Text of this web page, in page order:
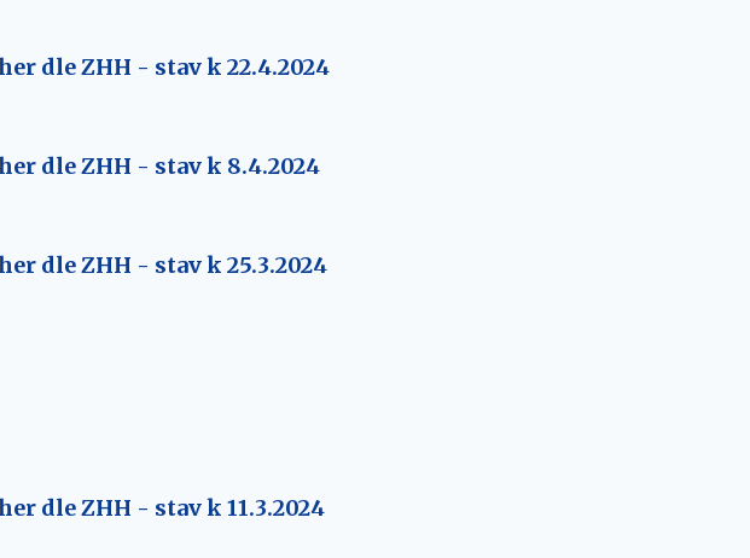
dle ZHH - stav k 22.4.2024
dle ZHH - stav k 8.4.2024
dle ZHH - stav k 25.3.2024
dle ZHH - stav k 11.3.2024